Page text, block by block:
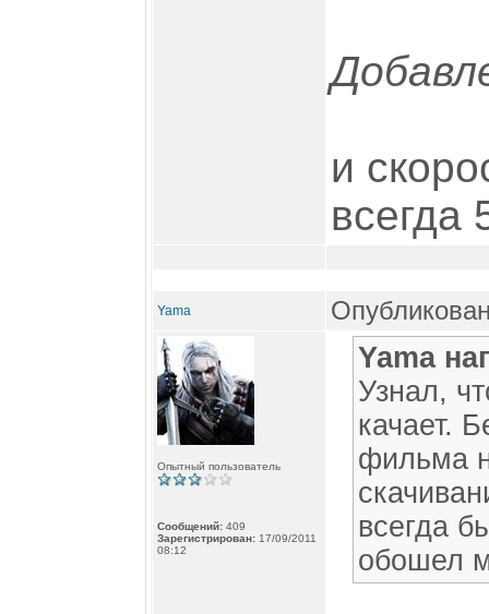
и
всегда
Yama
Опытный пользователь
Сообщений: 409
Зарегистрирован: 17/09/2011
08:12
Yama
Узнал,
качает.
фильма
всегда
обошел